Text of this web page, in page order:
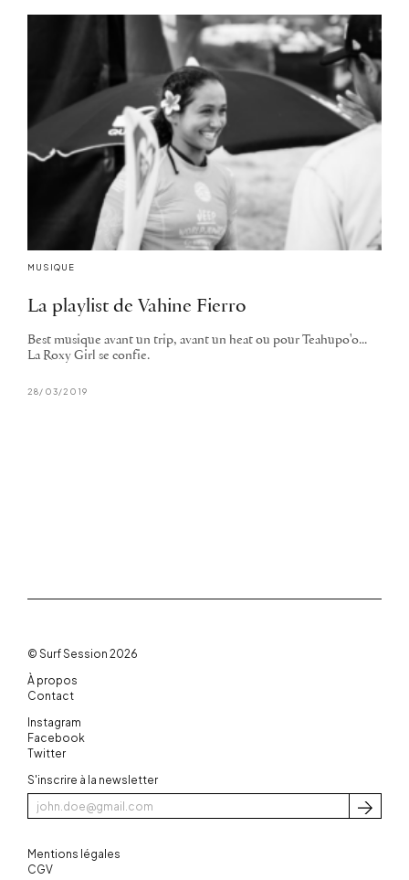
MUSIQUE
La playlist de Vahine Fierro
Best musique avant un trip, avant un heat ou pour Teahupo'o...
La Roxy Girl se confie.
28/03/2019
© Surf Session 2026
À propos
Contact
Instagram
Facebook
Twitter
S'inscrire à la newsletter
Mentions légales
CGV